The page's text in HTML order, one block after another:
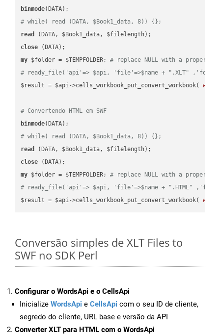
binmode
# while( read (DATA, $Book1_data, 8)) {};
read
close
my $folder = $TEMPFOLDER; # replace NULL with a proper
# ready_file('api'=> $api, 'file'=>$name + ".XLT"
$result = $api->cells_workbook_put_convert_workbook(
# Convertendo HTML em SWF
binmode
# while( read (DATA, $Book1_data, 8)) {};
read
close
my $folder = $TEMPFOLDER; # replace NULL with a proper
# ready_file('api'=> $api, 'file'=>$name + ".HTML"
$result = $api->cells_workbook_put_convert_workbook(
Conversão simples de XLT Files to
SWF no SDK Perl
Configurar o WordsApi e o CellsApi
Inicialize WordsApi e CellsApi com o seu ID de cliente,
segredo do cliente, URL base e versão da API
Converter XLT para HTML com o WordsApi